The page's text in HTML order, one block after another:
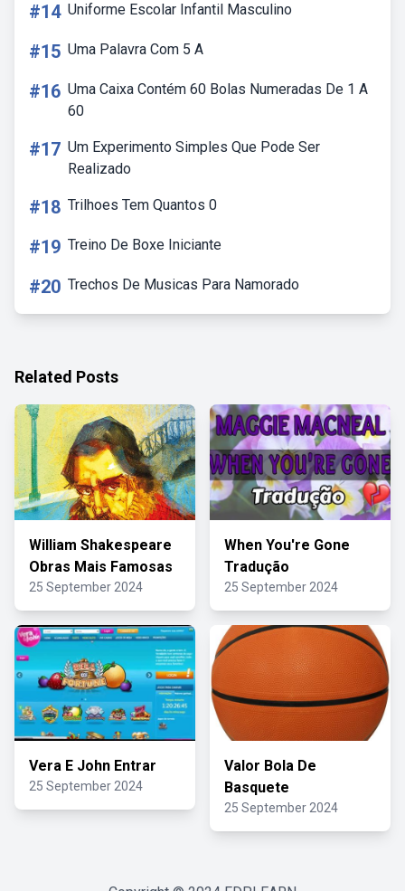
#14 Uniforme Escolar Infantil Masculino
#15 Uma Palavra Com 5 A
#16 Uma Caixa Contém 60 Bolas Numeradas De 1 A
60
#17 Um Experimento Simples Que Pode Ser
Realizado
#18 Trilhoes Tem Quantos 0
#19 Treino De Boxe Iniciante
#20 Trechos De Musicas Para Namorado
Related Posts
William Shakespeare
Obras Mais Famosas
25 September 2024
When You're Gone
Tradução
25 September 2024
Vera E John Entrar
25 September 2024
Valor Bola De
Basquete
25 September 2024